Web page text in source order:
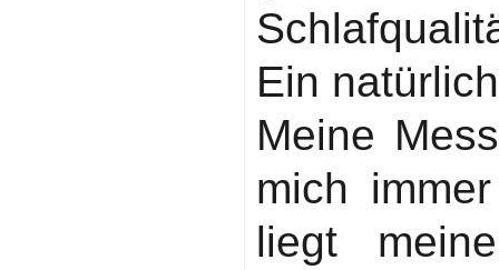
Ein
Meine
mich
liegt